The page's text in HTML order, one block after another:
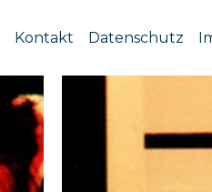
Kontakt Datenschutz